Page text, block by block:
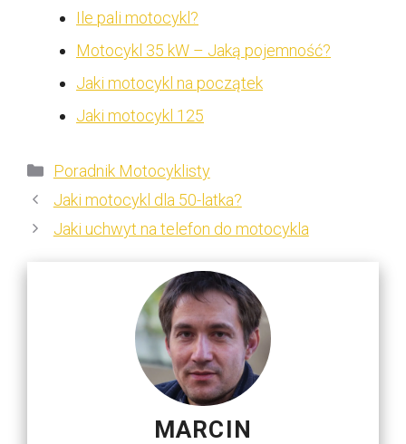
Ile pali motocykl?
Motocykl 35 kW – Jaką pojemność?
Jaki motocykl na początek
Jaki motocykl 125
Kategorie
Poradnik Motocyklisty
Jaki motocykl dla 50-latka?
Jaki uchwyt na telefon do motocykla
MARCIN